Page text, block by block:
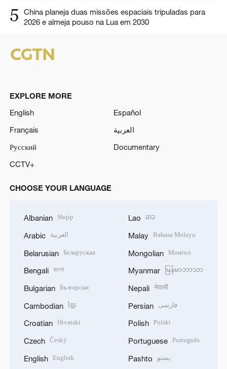
5
China planeja duas missões espaciais tripuladas para
2026 e almeja pouso na Lua em 2030
EXPLORE MORE
English
Español
Français
العربية
Русский
Documentary
CCTV+
CHOOSE YOUR LANGUAGE
Albanian Shqip
Arabic العربية
Belarusian Беларуская
Bengali বাংলা
Bulgarian Български
Cambodian ខ្មែរ
Croatian Hrvatski
Czech Český
English English
Lao ລາວ
Malay Bahasa Melayu
Mongolian Монгол
Myanmar မြန်မာဘာသာ
Nepali नेपाली
Persian فارسی
Polish Polski
Portuguese Português
Pashto پښتو